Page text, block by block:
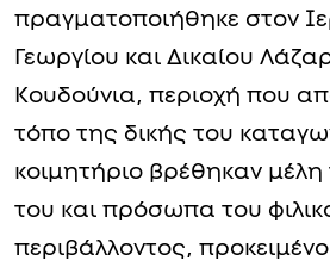
πραγματοποιήθηκε στον
Γεωργίου και Δικαίου
Κουδούνια, περιοχή που
τόπο της δικής του
κοιμητήριο βρέθηκαν μέλη
του και πρόσωπα του
περιβάλλοντος,